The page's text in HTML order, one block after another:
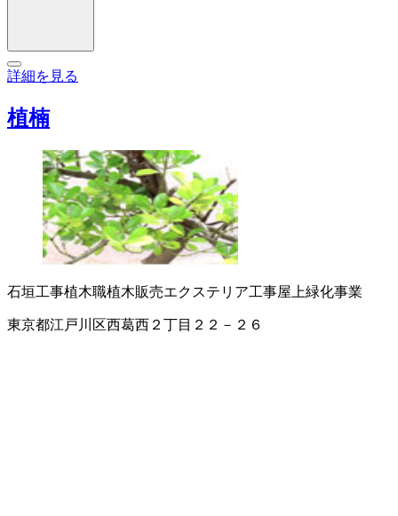
詳細を見る
植楠
石垣工事植木職植木販売エクステリア工事屋上緑化事業
東京都江戸川区西葛西２丁目２２－２６